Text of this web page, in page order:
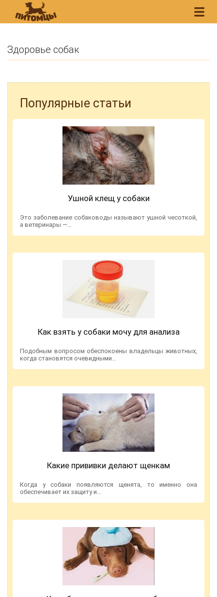
Здоровье собак
Популярные статьи
Ушной клещ у собаки
Это заболевание собаководы называют ушной чесоткой,
а ветеринары —…
Как взять у собаки мочу для анализа
Подобным вопросом обеспокоены владельцы животных,
когда становятся очевидными…
Какие прививки делают щенкам
Когда у собаки появляются щенята, то именно она
обеспечивает их защиту и…